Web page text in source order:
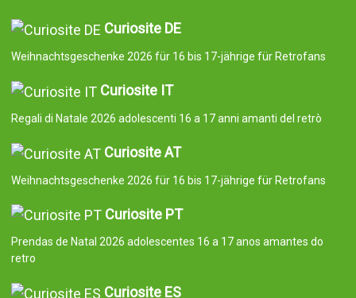
Curiosite DE
Weihnachtsgeschenke 2026 für 16 bis 17-jährige für Retrofans
Curiosite IT
Regali di Natale 2026 adolescenti 16 a 17 anni amanti del retrò
Curiosite AT
Weihnachtsgeschenke 2026 für 16 bis 17-jährige für Retrofans
Curiosite PT
Prendas de Natal 2026 adolescentes 16 a 17 anos amantes do
retro
Curiosite ES